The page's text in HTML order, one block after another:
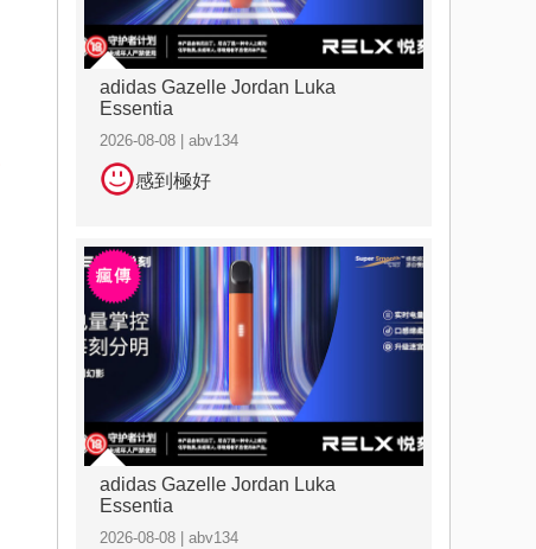
adidas Gazelle Jordan Luka
Essentia
2026-08-08 | abv134
感到極好
adidas Gazelle Jordan Luka
Essentia
2026-08-08 | abv134